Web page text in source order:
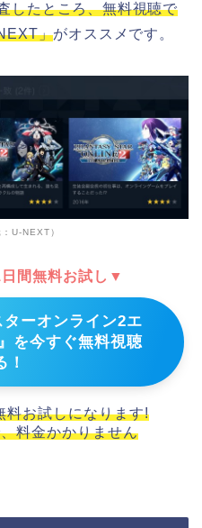
したところ、無料視聴で
」がオススメです。
U-NEXT）
間無料お試し▼
ーオンライン2エ
を今すぐ無料視聴
！
お試しになります!
料金かかりません